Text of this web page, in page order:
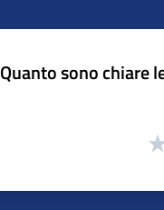
Quanto sono chiare